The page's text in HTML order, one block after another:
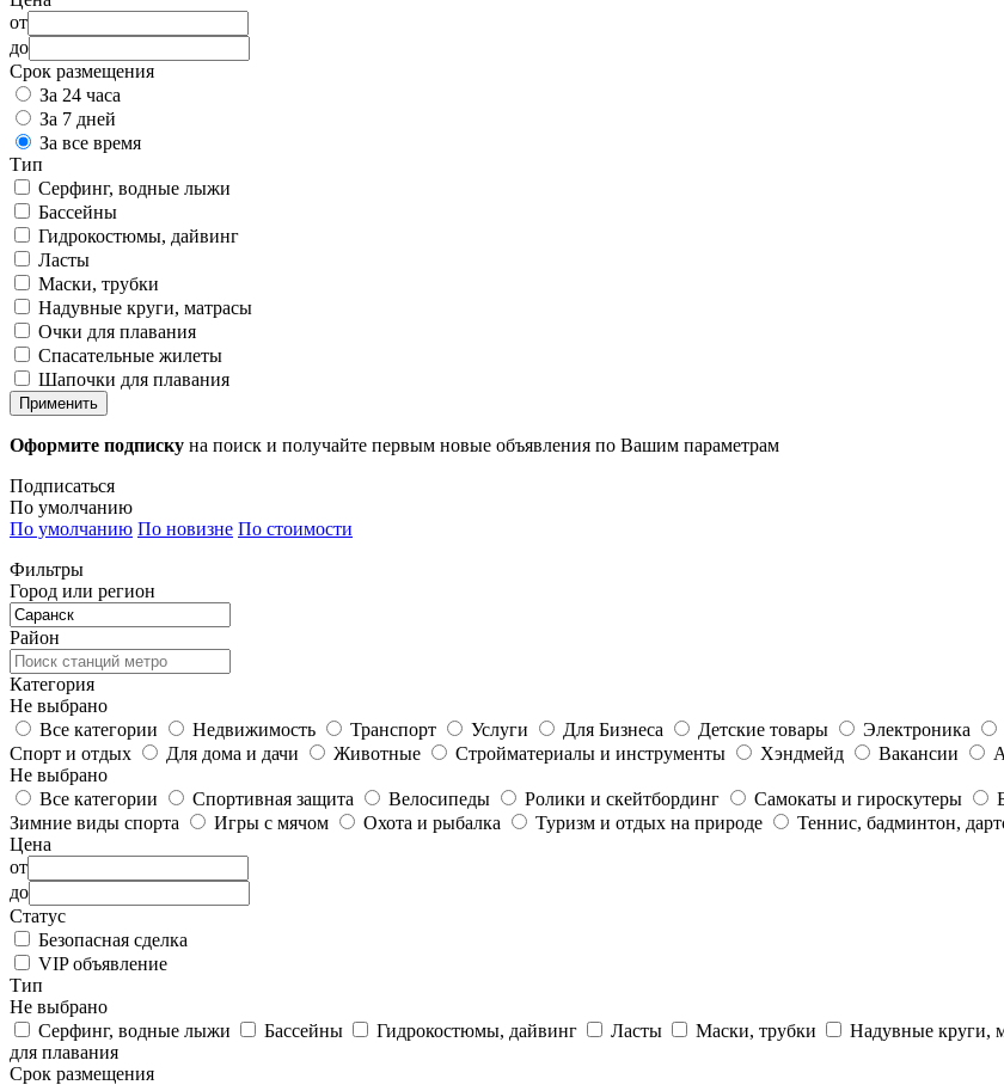
от
до
Срок размещения
За 24 часа
За 7 дней
За все время
Тип
Серфинг, водные лыжи
Бассейны
Гидрокостюмы, дайвинг
Ласты
Маски, трубки
Надувные круги, матрасы
Очки для плавания
Спасательные жилеты
Шапочки для плавания
Применить
Оформите подписку на поиск и получайте первым новые объявления по Вашим параметрам
Подписаться
По умолчанию
По умолчанию По новизне По стоимости
Фильтры
Город или регион
Район
Категория
Не выбрано
Все категории
Недвижимость Транспорт Услуги Для Бизнеса Детские товары Электроника
Спорт и отдых
Для дома и дачи Животные Стройматериалы и инструменты Хэндмейд Вакансии
Не выбрано
Все категории
Спортивная защита Велосипеды Ролики и скейтбординг Самокаты и гироскутеры
Зимние виды спорта
Игры с мячом Охота и рыбалка Туризм и отдых на природе Теннис, бадминтон,
Цена
от
до
Статус
Безопасная сделка
VIP объявление
Тип
Не выбрано
Серфинг, водные лыжи
Бассейны Гидрокостюмы, дайвинг Ласты Маски, трубки Надувные круги,
для плавания
Срок размещения